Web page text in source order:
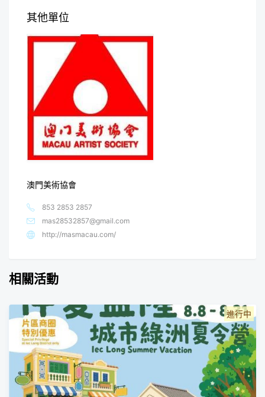
其他單位
澳門美術協會
853 2853 2857
mas28532857@gmail.com
http://masmacau.com/
相關活動
進行中